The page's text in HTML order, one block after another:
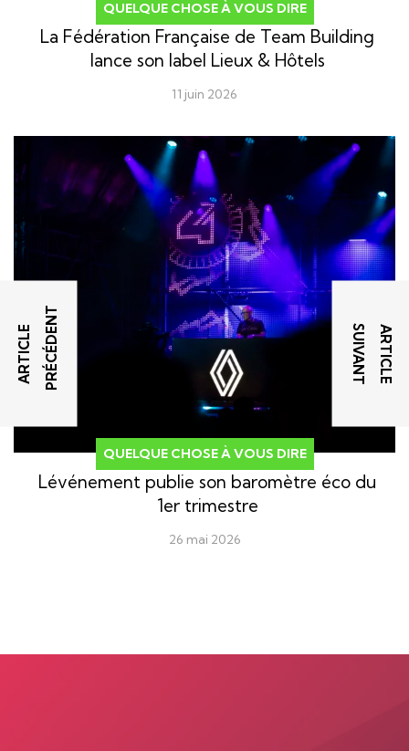
A
R
T
I
C
L
E
P
R
É
C
É
D
E
N T A
R
T
I
C
L
E
S
U
I
V
A
N
T
QUELQUE CHOSE À VOUS DIRE
La Fédération Française de Team Building
lance son label Lieux & Hôtels
11 juin 2026
QUELQUE CHOSE À VOUS DIRE
Lévénement publie son baromètre éco du
1er trimestre
26 mai 2026